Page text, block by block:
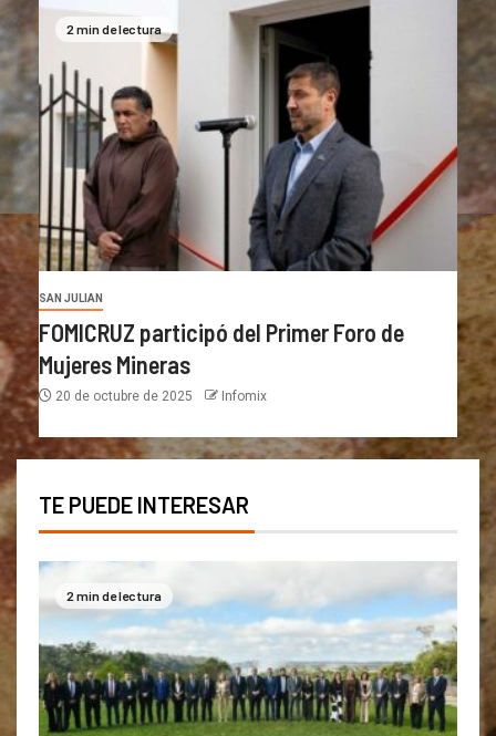
2 min de lectura
SAN JULIAN
FOMICRUZ participó del Primer Foro de
Mujeres Mineras
20 de octubre de 2025 Infomix
TE PUEDE INTERESAR
2 min de lectura